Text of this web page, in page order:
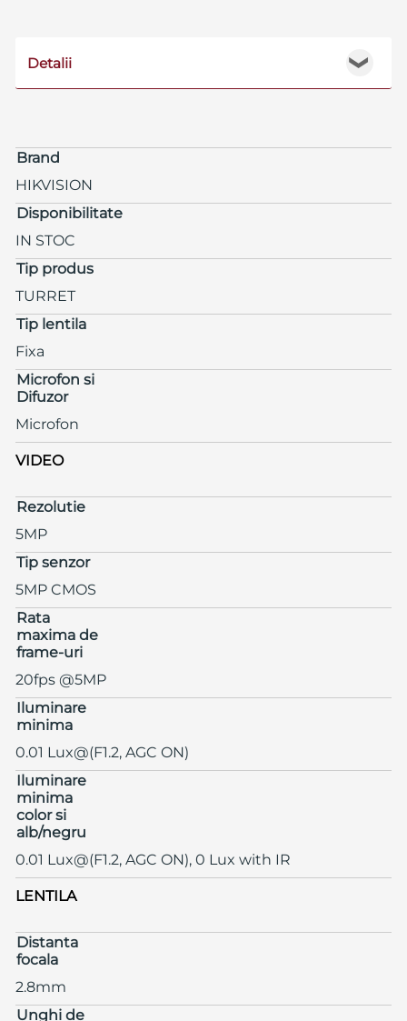
❯
Detalii
Brand
HIKVISION
Disponibilitate
IN STOC
Tip produs
TURRET
Tip lentila
Fixa
Microfon si
Difuzor
Microfon
VIDEO
Rezolutie
5MP
Tip senzor
5MP CMOS
Rata
maxima de
frame-uri
20fps @5MP
Iluminare
minima
0.01 Lux@(F1.2, AGC ON)
Iluminare
minima
color si
alb/negru
0.01 Lux@(F1.2, AGC ON), 0 Lux with IR
LENTILA
Distanta
focala
2.8mm
Unghi de